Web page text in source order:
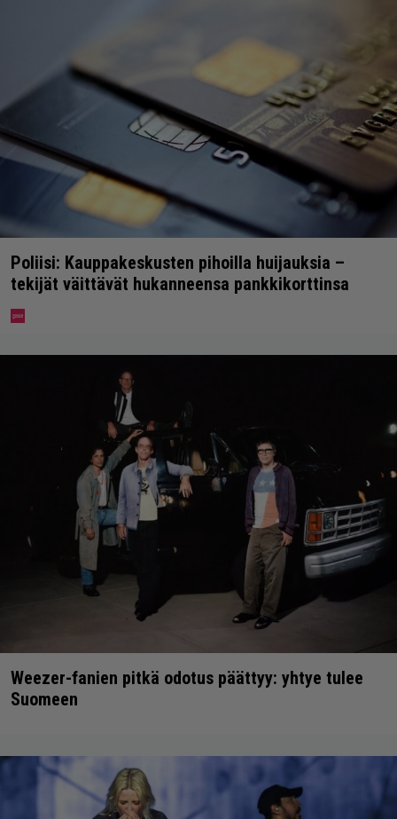
Poliisi: Kauppakeskusten pihoilla huijauksia –
tekijät väittävät hukanneensa pankkikorttinsa
Weezer-fanien pitkä odotus päättyy: yhtye tulee
Suomeen